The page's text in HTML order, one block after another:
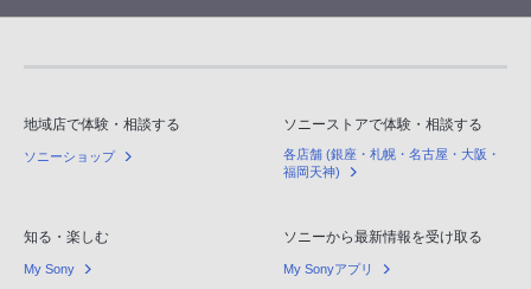
地域店で体験・相談する
ソニーショップ
ソニーストアで体験・相談する
各店舗 (銀座・札幌・名古屋・大阪・
福岡天神)
知る・楽しむ
My Sony
ソニーから最新情報を受け取る
My Sonyアプリ